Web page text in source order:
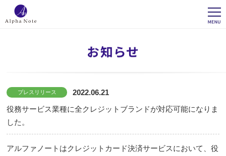
プレスリリース
2022.06.21
役務サービス業種に全クレジットブランドが対応可能になりま
した。
アルファノートはクレジットカード決済サービスにおいて、役